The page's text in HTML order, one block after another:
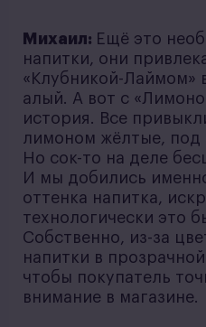
Михаил: Ещё это
напитки, они
«Клубникой-Лаймом»
алый. А вот с
история. Все
лимоном жёлтые, под
Но сок-то на деле
И мы добились
оттенка напитка,
технологически это
Собственно, из-за
напитки в
чтобы покупатель
внимание в магазине.